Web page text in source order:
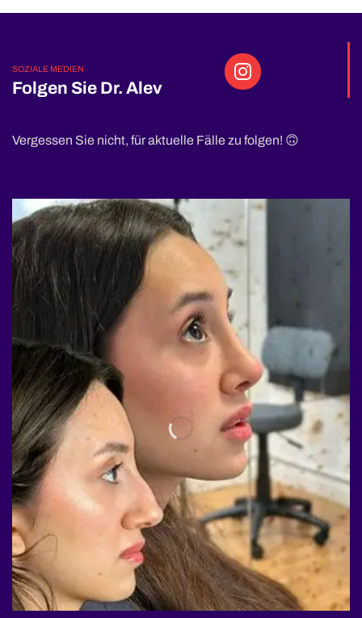
SOZIALE MEDIEN
Folgen Sie Dr. Alev
Vergessen Sie nicht, für aktuelle Fälle zu folgen! 🙃